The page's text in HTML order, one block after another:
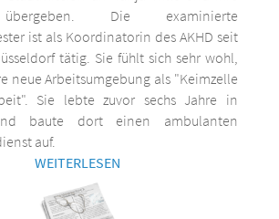
Die examinierte
ist als Koordinatorin des AKHD seit
tätig. Sie fühlt sich sehr wohl,
neue Arbeitsumgebung als "Keimzelle
Sie lebte zuvor sechs Jahre in
baute dort einen ambulanten
auf.
WEITERLESEN